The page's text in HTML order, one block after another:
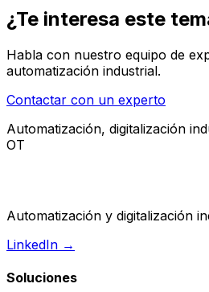
¿Te interesa este
Habla con nuestro equipo de
automatización industrial.
Contactar con un experto
Automatización, digitalización
OT
Automatización y digitalización
LinkedIn →
Soluciones